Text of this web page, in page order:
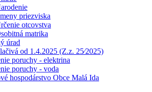
priezviska
otcovstva
matrika
úrad
od 1.4.2025 (Z.z. 25⁄2025)
poruchy - elektrina
poruchy - voda
hospodárstvo Obce Malá Ida